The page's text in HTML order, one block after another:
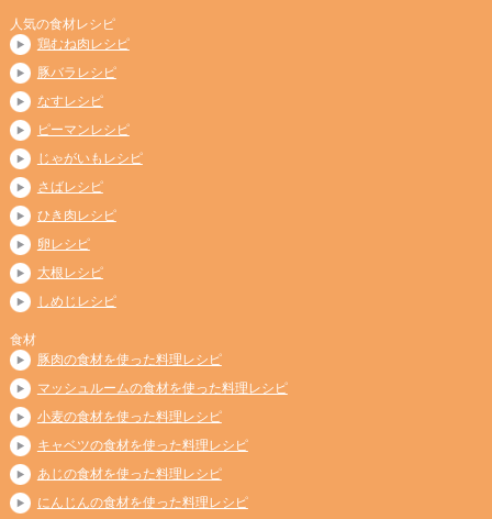
人気の食材レシピ
鶏むね肉レシピ
豚バラレシピ
なすレシピ
ピーマンレシピ
じゃがいもレシピ
さばレシピ
ひき肉レシピ
卵レシピ
大根レシピ
しめじレシピ
食材
豚肉の食材を使った料理レシピ
マッシュルームの食材を使った料理レシピ
小麦の食材を使った料理レシピ
キャベツの食材を使った料理レシピ
あじの食材を使った料理レシピ
にんじんの食材を使った料理レシピ